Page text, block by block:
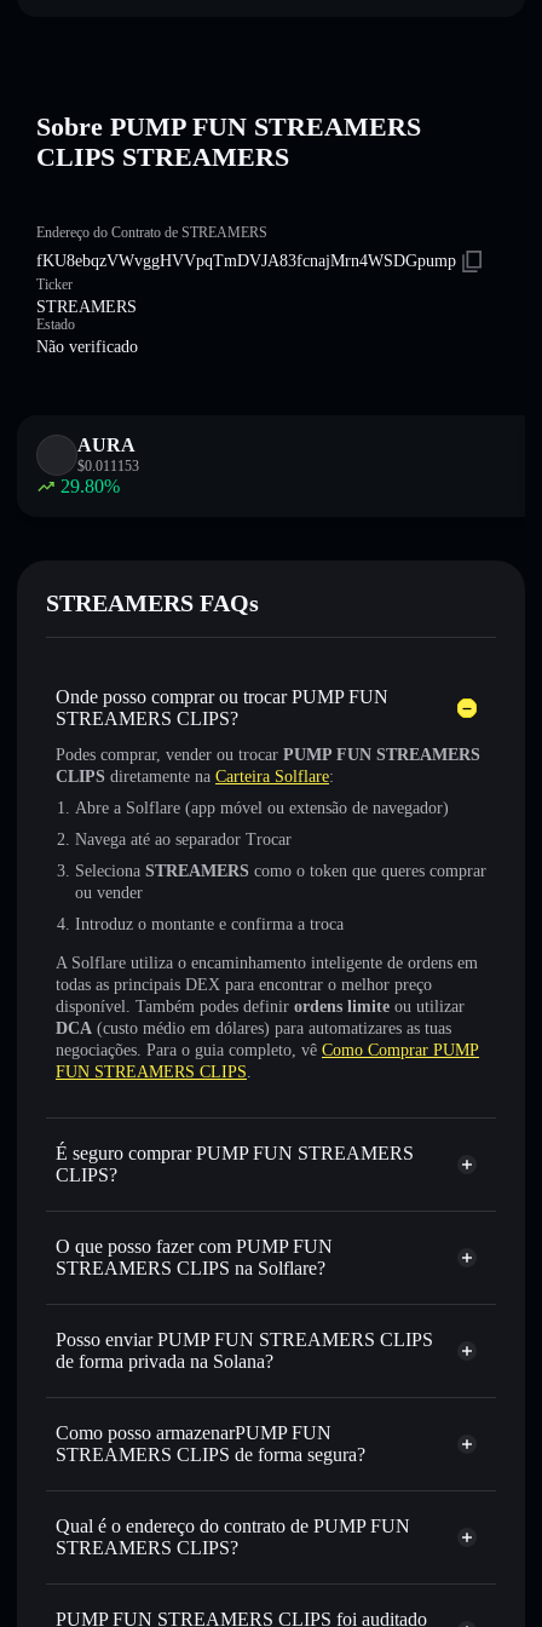
Sobre PUMP FUN STREAMERS
CLIPS STREAMERS
Endereço do Contrato de STREAMERS
fKU8ebqzVWvggHVVpqTmDVJA83fcnajMrn4WSDGpump
Ticker
STREAMERS
Estado
Não verificado
AURA
$0.011153
29.80%
STREAMERS FAQs
Onde posso comprar ou trocar PUMP FUN
STREAMERS CLIPS?
Podes comprar, vender ou trocar PUMP FUN STREAMERS
CLIPS diretamente na Carteira Solflare:
Abre a Solflare (app móvel ou extensão de navegador)
Navega até ao separador Trocar
Seleciona STREAMERS como o token que queres comprar
ou vender
Introduz o montante e confirma a troca
A Solflare utiliza o encaminhamento inteligente de ordens em
todas as principais DEX para encontrar o melhor preço
disponível. Também podes definir ordens limite ou utilizar
DCA (custo médio em dólares) para automatizares as tuas
negociações. Para o guia completo, vê Como Comprar PUMP
FUN STREAMERS CLIPS.
É seguro comprar PUMP FUN STREAMERS
CLIPS?
PUMP FUN STREAMERS CLIPS não está verificado
O que posso fazer com PUMP FUN
STREAMERS CLIPS na Solflare?
PUMP FUN STREAMERS CLIPS
Carteira
Trocar instantaneamente— trocar STREAMERS por
encaminhamento inteligente de ordens para obteres o
melhor preço disponível
Definir ordens limite— automatizar transações ao teu
tempo em STREAMERS
associar publicamente as carteiras usando o Agregador de
Posso enviar PUMP FUN STREAMERS CLIPS
de forma privada na Solana?
Agregador de Privacidade
Como posso armazenarPUMP FUN
STREAMERS CLIPS de forma segura?
PUMP FUN
Solflare
Agregador de Privacidade
Qual é o endereço do contrato de PUMP FUN
STREAMERS CLIPS?
PUMP FUN
PUMP FUN STREAMERS CLIPS foi auditado